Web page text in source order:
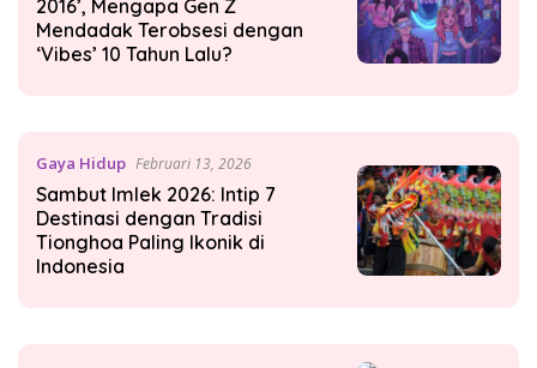
2016’, Mengapa Gen Z
Mendadak Terobsesi dengan
‘Vibes’ 10 Tahun Lalu?
Gaya Hidup Februari 13, 2026
Sambut Imlek 2026: Intip 7
Destinasi dengan Tradisi
Tionghoa Paling Ikonik di
Indonesia